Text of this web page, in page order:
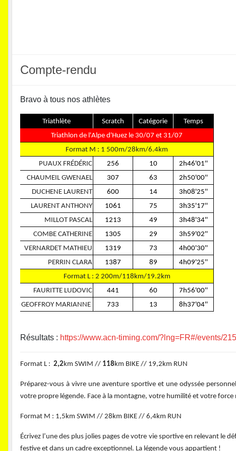
Compte-rendu
Bravo à tous nos athlètes
Triathlète Scratch Catégorie
Temps
Triathlon de l'Alpe d'Huez le 30/07 et 31/07
Format M : 1 500m/28km/6.4km
PUAUX FRÉDÉRIC
256 10
2h46'01''
CHAUMEIL GWENAEL
307 63
2h50'00''
DUCHENE LAURENT
600 14
3h08'25''
LAURENT ANTHONY
1061 75
3h35'17''
MILLOT PASCAL
1213 49
3h48'34''
COMBE CATHERINE
1305 29
3h59'02''
VERNARDET MATHIEU
1319 73
4h00'30''
PERRIN CLARA
1387 89
4h09'25''
Format L : 2 200m/118km/19.2km
FAURITTE LUDOVIC
441 60
7h56'00''
GEOFFROY MARIANNE
733 13 8h37'04''
Résultats : https://www.acn-timing.com/?lng=FR#/events/
Format L : 2,2km SWIM // 118km BIKE // 19,2km RUN
Préparez-vous à vivre une aventure sportive et une odyssée
votre propre légende. Face à la montagne, votre humilité et votre
Format M : 1,5km SWIM // 28km BIKE // 6,4km RUN
Écrivez l’une des plus jolies pages de votre vie sportive en relevant le
festive et dans un cadre exceptionnel. La légende vous appartient !